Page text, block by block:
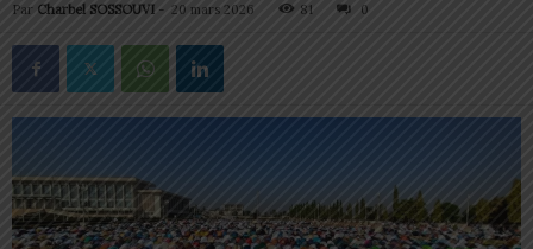
Par Charbel SOSSOUVI - 20 mars 2026 81 0